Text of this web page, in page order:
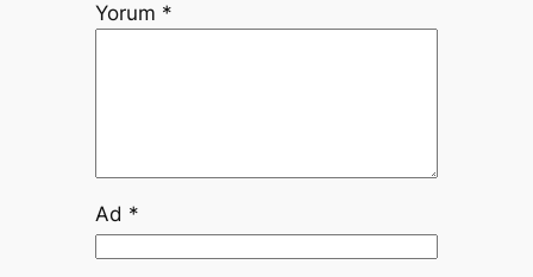
Yorum *
Ad *